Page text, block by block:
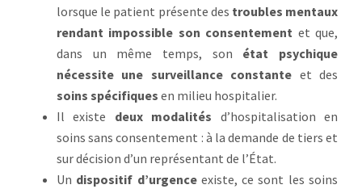
lorsque le patient présente des troubles mentaux
rendant impossible son consentement et que,
dans un même temps, son état psychique
nécessite une surveillance constante et des
soins spécifiques en milieu hospitalier.
Il existe deux modalités d’hospitalisation en
soins sans consentement : à la demande de tiers et
sur décision d’un représentant de l’État.
Un dispositif d’urgenceexiste, ce sont les soins